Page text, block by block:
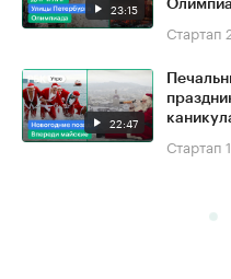
23:15
Стартап
22:47
Стартап